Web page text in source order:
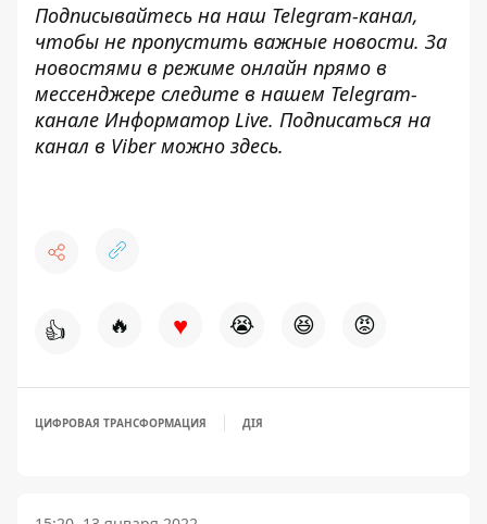
Подписывайтесь на наш Telegram-канал,
чтобы не пропустить важные новости. За
новостями в режиме онлайн прямо в
мессенджере следите в нашем Telegram-
канале Информатор Live. Подписаться на
канал в Viber можно здесь.
👍 🔥 ♥ 😭 😆 😡
ЦИФРОВАЯ ТРАНСФОРМАЦИЯ ДІЯ